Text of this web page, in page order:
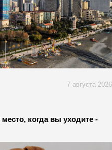
7 августа 2026
когда вы уходите -